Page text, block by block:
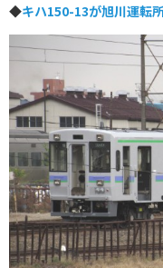
◆キハ150-13が旭川運転